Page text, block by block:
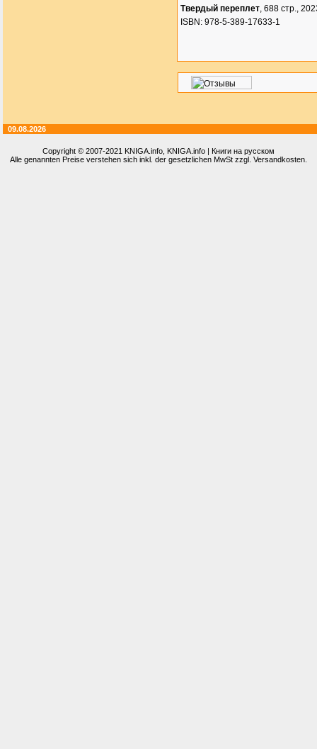
Твердый переплет, 688 стр.,
ISBN: 978-5-389-17633-1
09.08.2026
Copyright © 2007-2021 KNIGA.info , KNIGA.info | Книги на русском
Alle genannten Preise verstehen sich inkl. der gesetzlichen MwSt zzgl. Versandkosten.